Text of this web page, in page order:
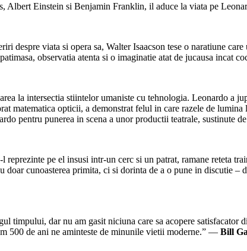
Albert Einstein si Benjamin Franklin, il aduce la viata pe
despre viata si opera sa, Walter Isaacson tese o naratiune
observatia atenta si o imaginatie atat de jucausa incat
la intersectia stiintelor umaniste cu tehnologia. Leonardo a
matematica opticii, a demonstrat felul in care razele de
pentru punerea in scena a unor productii teatrale, sustinute
pe el insusi intr-un cerc si un patrat, ramane reteta
cunoasterea primita, ci si dorinta de a o pune in discutie
timpului, dar nu am gasit niciuna care sa acopere satisfacator
500 de ani ne aminteste de minunile vietii moderne.” — Bill